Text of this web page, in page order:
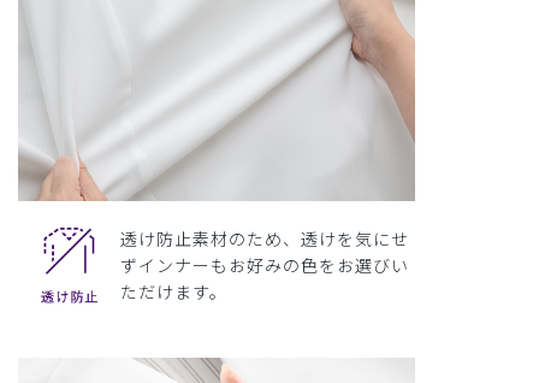
透け防止素材のため、透けを気にせ
ずインナーもお好みの色をお選びい
ただけます。